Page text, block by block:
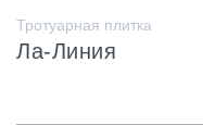
Тротуарная плитка
Ла-Линия